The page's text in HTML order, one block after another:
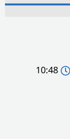
10:48